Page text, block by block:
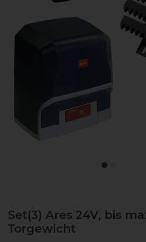
Set(3) Ares 24V, bis
Torgewicht